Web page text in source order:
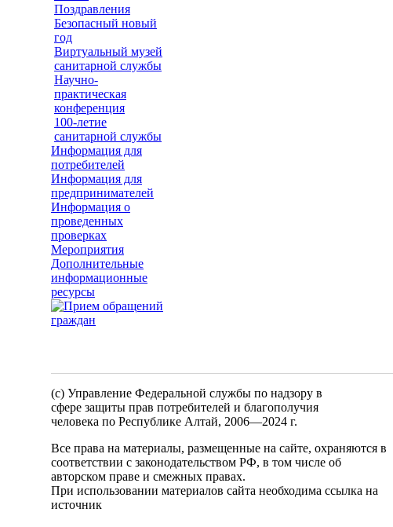
Поздравления
Безопасный новый
год
Виртуальный музей
санитарной службы
Научно-
практическая
конференция
100-летие
санитарной службы
Информация для
потребителей
Информация для
предпринимателей
Информация о
проведенных
проверках
Мероприятия
Дополнительные
информационные
ресурсы
(c) Управление Федеральной службы по надзору в
сфере защиты прав потребителей и благополучия
человека по Республике Алтай, 2006—2024 г.
Все права на материалы, размещенные на сайте, охраняются в
соответствии с законодательством РФ, в том числе об
авторском праве и смежных правах.
При использовании материалов сайта необходима ссылка на
источник